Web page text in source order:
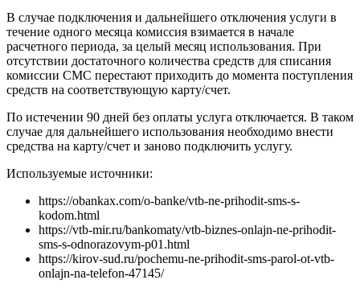
В случае подключения и дальнейшего отключения услуги в
течение одного месяца комиссия взимается в начале
расчетного периода, за целый месяц использования. При
отсутствии достаточного количества средств для списания
комиссии СМС перестают приходить до момента поступления
средств на соответствующую карту/счет.
По истечении 90 дней без оплаты услуга отключается. В таком
случае для дальнейшего использования необходимо внести
средства на карту/счет и заново подключить услугу.
Используемые источники:
https://obankax.com/o-banke/vtb-ne-prihodit-sms-s-
kodom.html
https://vtb-mir.ru/bankomaty/vtb-biznes-onlajn-ne-prihodit-
sms-s-odnorazovym-p01.html
https://kirov-sud.ru/pochemu-ne-prihodit-sms-parol-ot-vtb-
onlajn-na-telefon-47145/